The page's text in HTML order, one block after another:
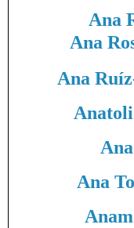
Ana
Ana
Ana
Ana